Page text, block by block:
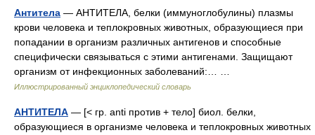
Антитела — АНТИТЕЛА, белки (иммуноглобулины) плазмы
крови человека и теплокровных животных, образующиеся при
попадании в организм различных антигенов и способные
специфически связываться с этими антигенами. Защищают
организм от инфекционных заболеваний:… …
Иллюстрированный энциклопедический словарь
АНТИТЕЛА — [< гр. anti против + тело] биол. белки,
образующиеся в организме человека и теплокровных животных